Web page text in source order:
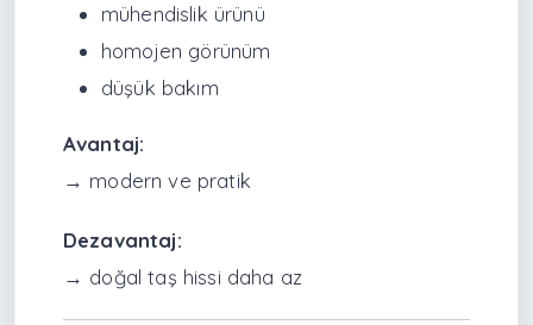
mühendislik ürünü
homojen görünüm
düşük bakım
Avantaj:
→ modern ve pratik
Dezavantaj:
→ doğal taş hissi daha az